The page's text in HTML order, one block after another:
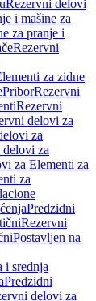
Rezervni delovi
i mašine za
za pranje i
Rezervni
za zidne
PriborRezervni
Rezervni
delovi za
za
za
za Elementi za
za
Predzidni
Rezervni
Postavljen na
i srednja
Predzidni
delovi za